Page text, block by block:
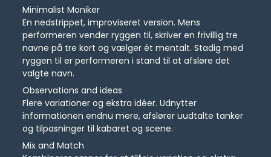
Minimalist Moniker
En nedstrippet, improviseret version. Mens
performeren vender ryggen til, skriver en frivillig tre
navne på tre kort og vælger ét mentalt. Stadig med
ryggen til er performeren i stand til at afsløre det
valgte navn.
Observations and ideas
Flere variationer og ekstra idéer. Udnytter
informationen endnu mere, afslører uudtalte tanker
og tilpasninger til kabaret og scene.
Mix and Match